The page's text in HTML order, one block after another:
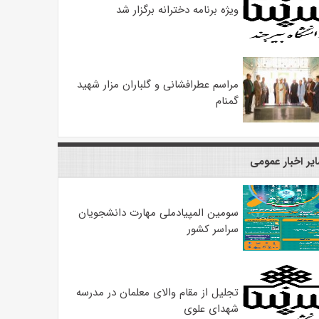
ویژه برنامه دخترانه برگزار شد
مراسم عطرافشانی و گلباران مزار شهید
گمنام
اخبار عمومی
سومین المپیادملی مهارت دانشجویان
سراسر کشور
تجلیل از مقام والای معلمان در مدرسه
شهدای علوی